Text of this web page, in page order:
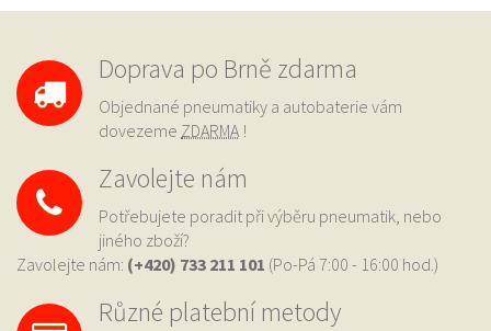
Doprava po Brně zdarma
Objednané pneumatiky a autobaterie vám
dovezeme ZDARMA !
Zavolejte nám
Potřebujete poradit při výběru pneumatik, nebo
jiného zboží?
Zavolejte nám: (+420) 733 211 101 (Po-Pá 7:00 - 16:00 hod.)
Různé platební metody